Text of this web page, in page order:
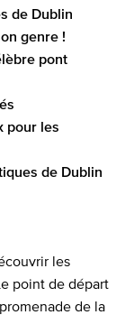
de Dublin
genre !
pont
pour les
de Dublin
les
point de départ
de la